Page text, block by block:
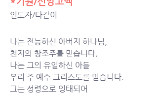
인도자/다같이
나는 전능하신 아버지 하나님,
천지의 창조주를 믿습니다.
나는 그의 유일하신 아들
우리 주 예수 그리스도를 믿습니다.
그는 성령으로 잉태되어